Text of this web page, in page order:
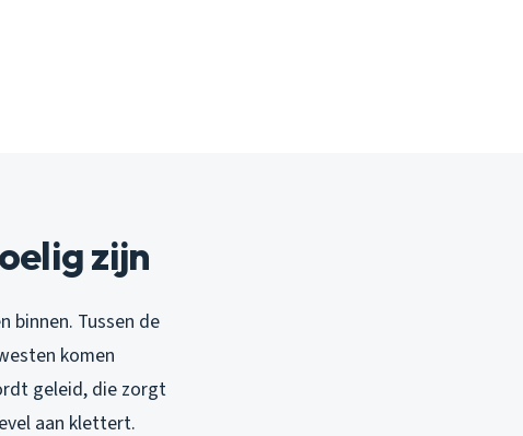
zijn
binnen. Tussen de
komen
geleid, die zorgt
aan klettert.